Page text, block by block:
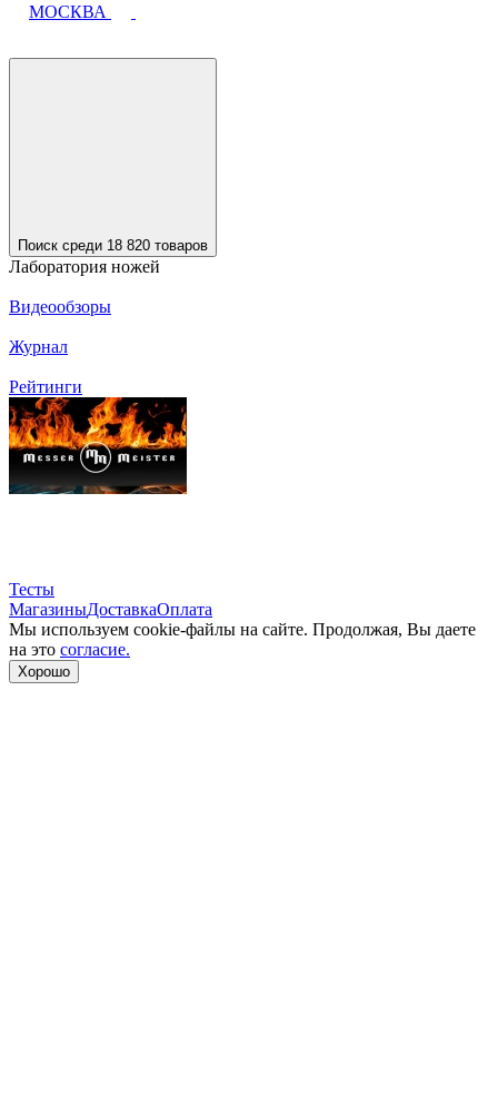
МОСКВА
Поиск среди 18 820 товаров
Лаборатория ножей
Видеообзоры
Журнал
Рейтинги
Тесты
МагазиныДоставкаОплата
Мы используем cookie-файлы на сайте. Продолжая, Вы даете
на это согласие.
Хорошо